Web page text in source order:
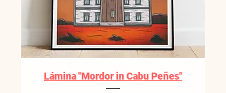
Lámina "Mordor in Cabu Peñes"